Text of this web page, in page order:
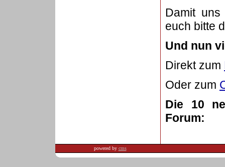
Damit
euch bitte
Und nun
Direkt zum
Oder zum
Die 10
Forum:
powered by cms